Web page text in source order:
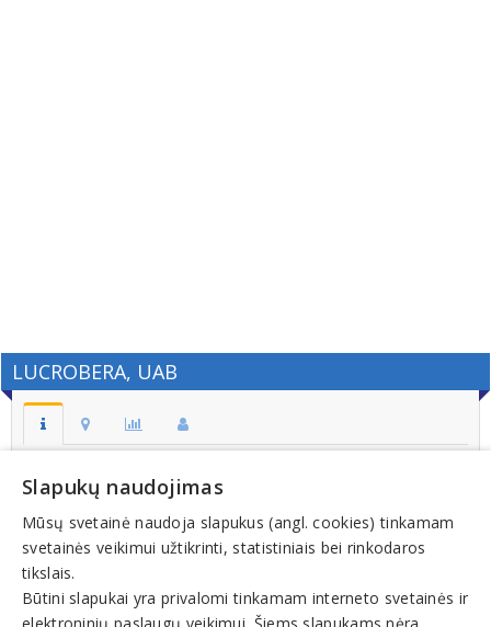
LUCROBERA, UAB
Adresas:
LT-08412, VILNIUS
Kodas:
221819720
Registracijos data:
1993-03-24
Slapukų naudojimas
Mūsų svetainė naudoja slapukus (angl. cookies) tinkamam
svetainės veikimui užtikrinti, statistiniais bei rinkodaros
tikslais.
Būtini slapukai yra privalomi tinkamam interneto svetainės ir